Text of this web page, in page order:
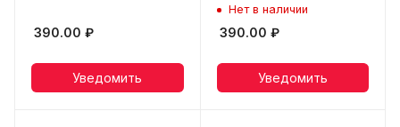
390.00 ₽
Уведомить
Нет в наличии
390.00 ₽
Уведомить